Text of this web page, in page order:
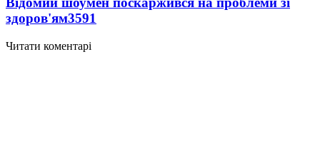
здоров'ям3591
Читати коментарі